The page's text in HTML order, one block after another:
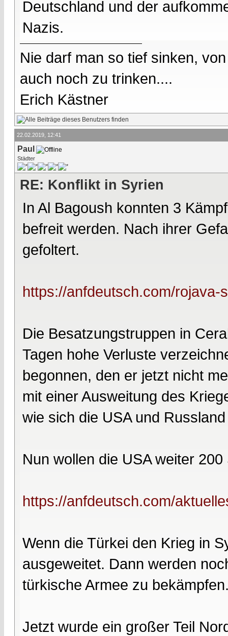
Deutschland und der
Nazis.
Nie darf man so tief sinken,
auch noch zu trinken....
Erich Kästner
22.02.2019, 12:41
Paul
Städter
RE: Konflikt in Syrien
In Al Bagoush konnten 3
befreit werden. Nach ihrer
gefoltert.
https://anfdeutsch.com/rojava-
Die Besatzungstruppen in
Tagen hohe Verluste
begonnen, den er jetzt nicht
mit einer Ausweitung des
wie sich die USA und
Nun wollen die USA weiter
https://anfdeutsch.com/
Wenn die Türkei den Krieg in
ausgeweitet. Dann werden
türkische Armee zu
Jetzt wurde ein großer Teil